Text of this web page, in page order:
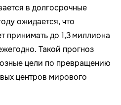
в долгосрочные
ожидается, что
принимать до 1,3 миллиона
Такой прогноз
цели по превращению
центров мирового